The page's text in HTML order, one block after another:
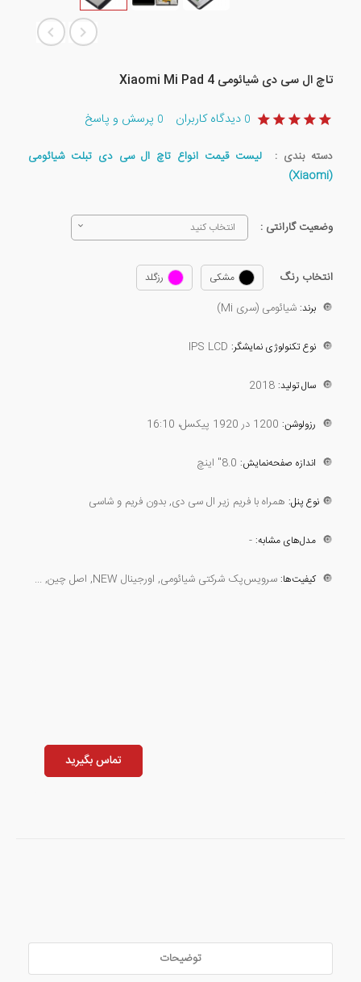
تاچ ال سی دی شیائومی Xiaomi Mi Pad 4
0 دیدگاه کاربران 0 پرسش و پاسخ
دسته بندی :
لیست قیمت انواع تاچ ال سی دی تبلت شیائومی
(Xiaomi)
وضعیت گارانتی : انتخاب کنید
انتخاب رنگ مشکی رزگلد
🔘 برند: شیائومی (سری Mi)
🔘 نوع تکنولوژی نمایشگر:
🔘 سال تولید:
🔘 رزولوشن:
🔘 اندازه صفحه‌نمایش:
🔘 نوع پنل: همراه با فریم زیر ال سی دی, بدون فریم و شاسی
🔘 مدل‌های مشابه: -
🔘کیفیت‌ها: سرویس‌پک شرکتی شیائومی, اورجینال NEW, اصل چین, ...
تماس بگیرید
توضیحات